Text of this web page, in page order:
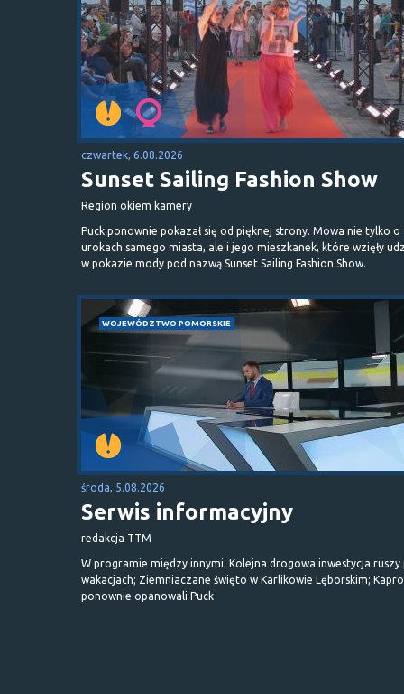
czwartek, 6.08.2026
Sunset Sailing Fashion Show
Region okiem kamery
Puck ponownie pokazał się od pięknej strony. Mowa nie tylko o
urokach samego miasta, ale i jego mieszkanek, które wzięły
w pokazie mody pod nazwą Sunset Sailing Fashion Show.
WOJEWÓDZTWO POMORSKIE
środa, 5.08.2026
Serwis informacyjny
redakcja TTM
W programie między innymi: Kolejna drogowa inwestycja ruszy
wakacjach; Ziemniaczane święto w Karlikowie Lęborskim;
ponownie opanowali Puck